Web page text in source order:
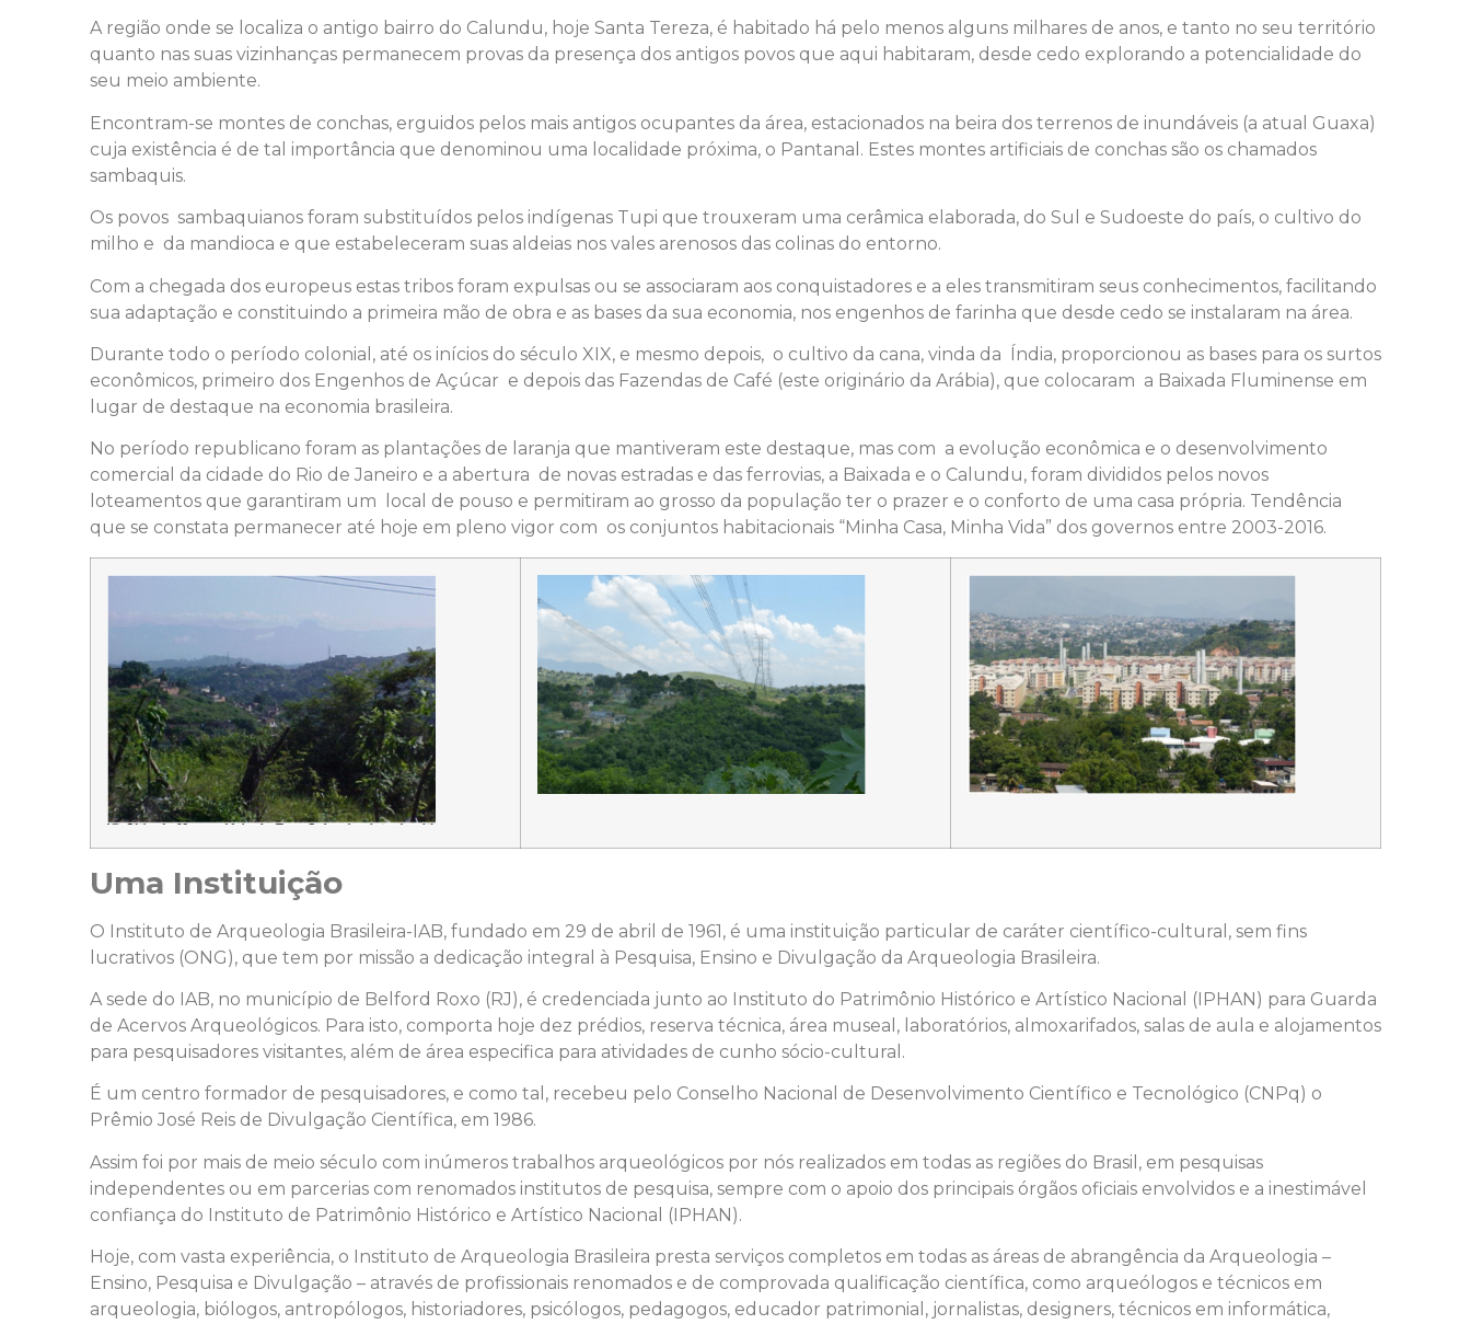
A região onde se localiza o antigo bairro do Calundu, hoje Santa Tereza, é habitado há pelo menos alguns milhares de anos, e tanto no seu território
quanto nas suas vizinhanças permanecem provas da presença dos antigos povos que aqui habitaram, desde cedo explorando a potencialidade do
seu meio ambiente.
Encontram-se montes de conchas, erguidos pelos mais antigos ocupantes da área, estacionados na beira dos terrenos de inundáveis (a atual Guaxa)
cuja existência é de tal importância que denominou uma localidade próxima, o Pantanal. Estes montes artificiais de conchas são os chamados
sambaquis.
Os povos sambaquianos foram substituídos pelos indígenas Tupi que trouxeram uma cerâmica elaborada, do Sul e Sudoeste do país, o cultivo do
milho e da mandioca e que estabeleceram suas aldeias nos vales arenosos das colinas do entorno.
Com a chegada dos europeus estas tribos foram expulsas ou se associaram aos conquistadores e a eles transmitiram seus conhecimentos, facilitando
sua adaptação e constituindo a primeira mão de obra e as bases da sua economia, nos engenhos de farinha que desde cedo se instalaram na área.
Durante todo o período colonial, até os inícios do século XIX, e mesmo depois, o cultivo da cana, vinda da Índia, proporcionou as bases para os surtos
econômicos, primeiro dos Engenhos de Açúcar e depois das Fazendas de Café (este originário da Arábia), que colocaram a Baixada Fluminense em
lugar de destaque na economia brasileira.
No período republicano foram as plantações de laranja que mantiveram este destaque, mas com a evolução econômica e o desenvolvimento
comercial da cidade do Rio de Janeiro e a abertura de novas estradas e das ferrovias, a Baixada e o Calundu, foram divididos pelos novos
loteamentos que garantiram um local de pouso e permitiram ao grosso da população ter o prazer e o conforto de uma casa própria. Tendência
que se constata permanecer até hoje em pleno vigor com os conjuntos habitacionais “Minha Casa, Minha Vida” dos governos entre 2003-2016.
Uma Instituição
O Instituto de Arqueologia Brasileira-IAB, fundado em 29 de abril de 1961, é uma instituição particular de caráter científico-cultural, sem fins
lucrativos (ONG), que tem por missão a dedicação integral à Pesquisa, Ensino e Divulgação da Arqueologia Brasileira.
A sede do IAB, no município de Belford Roxo (RJ), é credenciada junto ao Instituto do Patrimônio Histórico e Artístico Nacional (IPHAN) para Guarda
de Acervos Arqueológicos. Para isto, comporta hoje dez prédios, reserva técnica, área museal, laboratórios, almoxarifados, salas de aula e alojamentos
para pesquisadores visitantes, além de área especifica para atividades de cunho sócio-cultural.
É um centro formador de pesquisadores, e como tal, recebeu pelo Conselho Nacional de Desenvolvimento Científico e Tecnológico (CNPq) o
Prêmio José Reis de Divulgação Científica, em 1986.
Assim foi por mais de meio século com inúmeros trabalhos arqueológicos por nós realizados em todas as regiões do Brasil, em pesquisas
independentes ou em parcerias com renomados institutos de pesquisa, sempre com o apoio dos principais órgãos oficiais envolvidos e a inestimável
confiança do Instituto de Patrimônio Histórico e Artístico Nacional (IPHAN).
Hoje, com vasta experiência, o Instituto de Arqueologia Brasileira presta serviços completos em todas as áreas de abrangência da Arqueologia –
Ensino, Pesquisa e Divulgação – através de profissionais renomados e de comprovada qualificação científica, como arqueólogos e técnicos em
arqueologia, biólogos, antropólogos, historiadores, psicólogos, pedagogos, educador patrimonial, jornalistas, designers, técnicos em informática,